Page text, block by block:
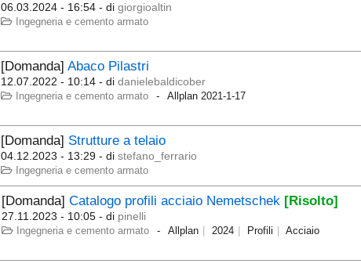
06.03.2024 - 16:54 - digiorgioaltin
Ingegneria e cemento armato
[Domanda]Abaco Pilastri
12.07.2022 - 10:14 - didanielebaldicober
Ingegneria e cemento armato Allplan 2021-1-17
[Domanda] Strutture a telaio
04.12.2023 - 13:29 - distefano_ferrario
Ingegneria e cemento armato
[Domanda]Catalogo profili acciaio Nemetschek [Risolto]
27.11.2023 - 10:05 - di pinelli
Ingegneria e cemento armato Allplan 2024 Profili Acciaio